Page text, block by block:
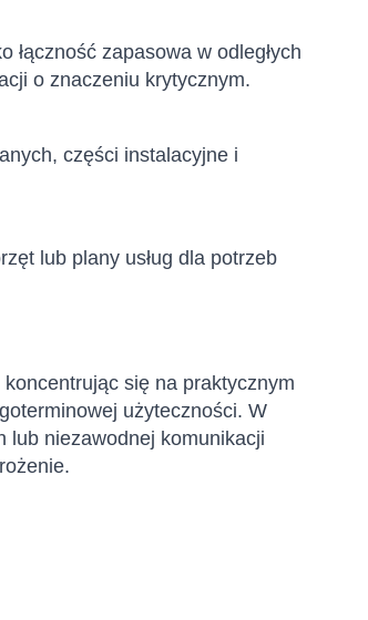
zapasowa w odległych
o znaczeniu krytycznym.
części instalacyjne i
lub plany usług dla potrzeb
się na praktycznym
użyteczności. W
lub niezawodnej komunikacji